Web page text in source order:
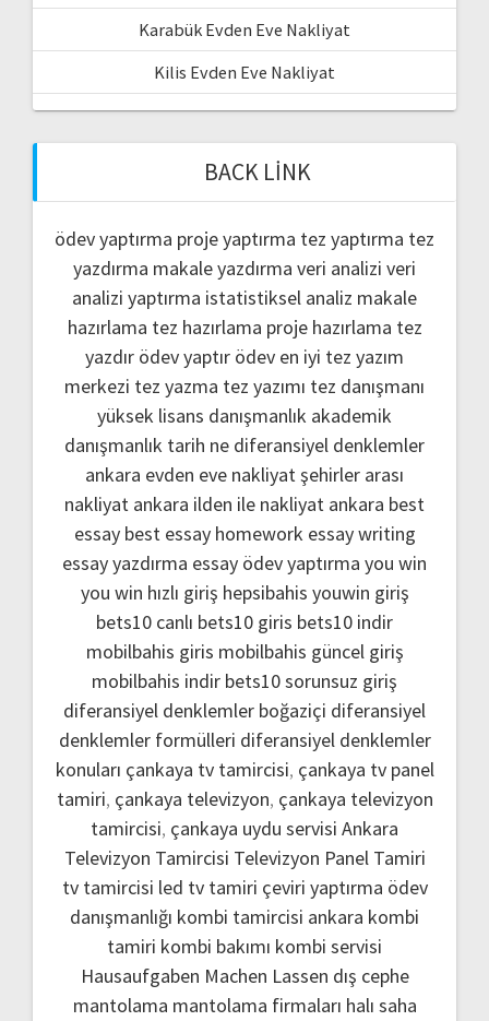
Karabük Evden Eve Nakliyat
Kilis Evden Eve Nakliyat
BACK LINK
ödev yaptırma proje yaptırma tez yaptırma tez
yazdırma makale yazdırma veri analizi veri
analizi yaptırma istatistiksel analiz makale
hazırlama tez hazırlama proje hazırlama tez
yazdır ödev yaptır ödev en iyi tez yazım
merkezi tez yazma tez yazımı tez danışmanı
yüksek lisans danışmanlık akademik
danışmanlık tarih ne diferansiyel denklemler
ankara evden eve nakliyatşehirler arası
nakliyat ankara ilden ile nakliyat ankara best
essay best essay homework essay writing
essay yazdırma essay ödev yaptırma you win
you win hızlı giriş hepsibahis youwin giriş
bets10 canlı bets10 giris bets10 indir
mobilbahis giris mobilbahis güncel giriş
mobilbahis indir bets10 sorunsuz giriş
diferansiyel denklemler boğaziçi diferansiyel
denklemler formülleri diferansiyel denklemler
konuları çankaya tv tamircisi, çankaya tv panel
tamiri, çankaya televizyon, çankaya televizyon
tamircisi, çankaya uydu servisi Ankara
Televizyon Tamircisi Televizyon Panel Tamiri
tv tamircisi led tv tamiri çeviri yaptırma ödev
danışmanlığı kombi tamircisi ankara kombi
tamiri kombi bakımı kombi servisi
Hausaufgaben Machen Lassen dış cephe
mantolama mantolama firmaları halı saha